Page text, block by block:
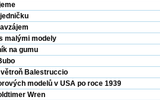
malými modely
na gumu
Balestruccio
modelů v USA po roce 1939
Wren